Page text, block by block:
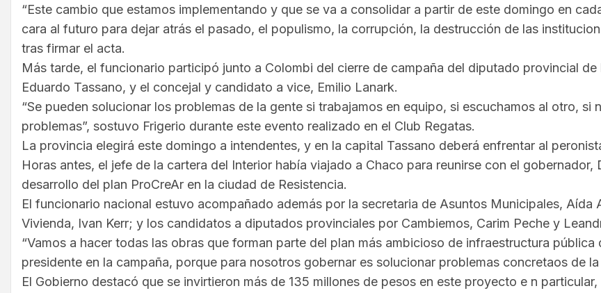
“Este cambio que estamos implementando y que se va a consolidar a partir de este domingo en
cara al futuro para dejar atrás el pasado, el populismo, la corrupción, la destrucción de las
tras firmar el acta.
Más tarde, el funcionario participó junto a Colombi del cierre de campaña del diputado provincial
Eduardo Tassano, y el concejal y candidato a vice, Emilio Lanark.
“Se pueden solucionar los problemas de la gente si trabajamos en equipo, si escuchamos al otro, si
problemas”, sostuvo Frigerio durante este evento realizado en el Club Regatas.
La provincia elegirá este domingo a intendentes, y en la capital Tassano deberá enfrentar al
Horas antes, el jefe de la cartera del Interior había viajado a Chaco para reunirse con el
desarrollo del plan ProCreAr en la ciudad de Resistencia.
El funcionario nacional estuvo acompañado además por la secretaria de Asuntos Municipales,
Vivienda, Ivan Kerr; y los candidatos a diputados provinciales por Cambiemos, Carim Peche y
“Vamos a hacer todas las obras que forman parte del plan más ambicioso de infraestructura
presidente en la campaña, porque para nosotros gobernar es solucionar problemas concretaos de
El Gobierno destacó que se invirtieron más de 135 millones de pesos en este proyecto e n